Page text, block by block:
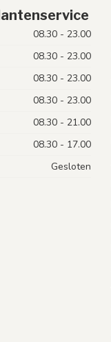
08.30 - 23.00
08.30 - 23.00
08.30 - 23.00
08.30 - 23.00
08.30 - 21.00
08.30 - 17.00
Gesloten